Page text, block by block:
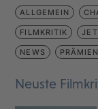
ALLGEMEIN
FILMKRITIK
NEWS
Neuste